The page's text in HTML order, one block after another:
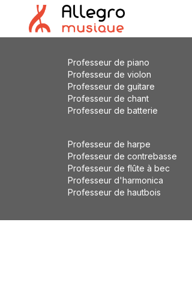
Professeur de piano
Professeur de violon
Professeur de guitare
Professeur de chant
Professeur de batterie
Professeur de harpe
Professeur de contrebasse
Professeur de flûte à bec
Professeur d'harmonica
Professeur de hautbois